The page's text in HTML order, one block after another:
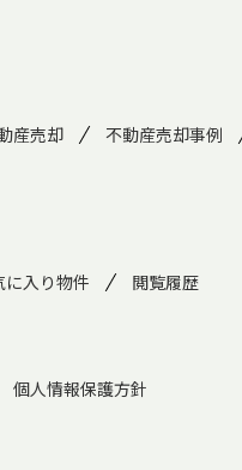
産売却
不動産売却事例
に入り物件 閲覧履歴
個人情報保護方針